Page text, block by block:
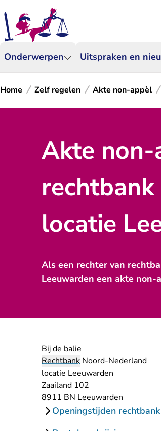
Onderwerpen Uitspraken en
Home Zelf regelen Akte non-appèl
Akte non-
locatie
Als een rechter van
Leeuwarden een akte non-
Bij de balie
Rechtbank Noord-Nederland
locatie Leeuwarden
Zaailand 102
8911 BN Leeuwarden
Openingstijden rechtbank